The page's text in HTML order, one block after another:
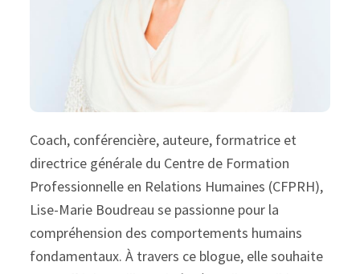
Coach, conférencière, auteure, formatrice et
directrice générale du Centre de Formation
Professionnelle en Relations Humaines (CFPRH),
Lise-Marie Boudreau se passionne pour la
compréhension des comportements humains
fondamentaux. À travers ce blogue, elle souhaite